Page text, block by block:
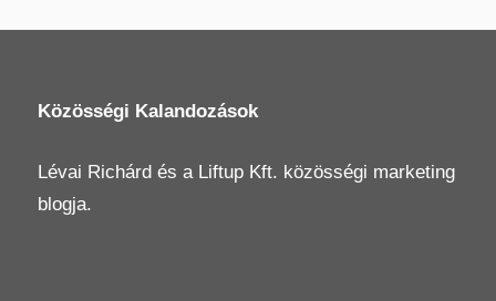
Közösségi Kalandozások
Lévai Richárd és a Liftup Kft. közösségi marketing
blogja.